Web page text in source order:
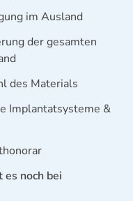
im Ausland
der gesamten
des Materials
Implantatsysteme &
noch bei